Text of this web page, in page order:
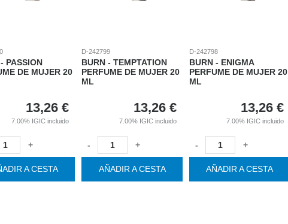
PASSION
DE MUJER 20
13,26 €
7.00% IGIC incluido
+
A CESTA
D-242799
BURN - TEMPTATION
PERFUME DE MUJER 20
ML
13,26 €
7.00% IGIC incluido
- +
AÑADIR A CESTA
D-242798
BURN - ENIGMA
PERFUME DE MUJER 20
ML
13,26 €
7.00% IGIC incluido
- +
AÑADIR A CESTA